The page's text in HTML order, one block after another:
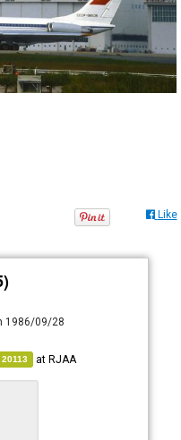
Like
1986/09/28
20113 atRJAA